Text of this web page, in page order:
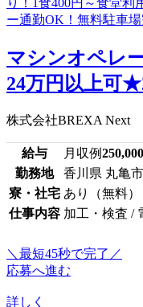
マシンオペレ
24万円以上可
株式会社BREXA Next
給与 月収例250,000
勤務地
香川県 丸亀市
寮・社宅 あり（無料）
仕事内容 加工・検査 /
＼最短45秒で完了／
応募へ進む
詳しく